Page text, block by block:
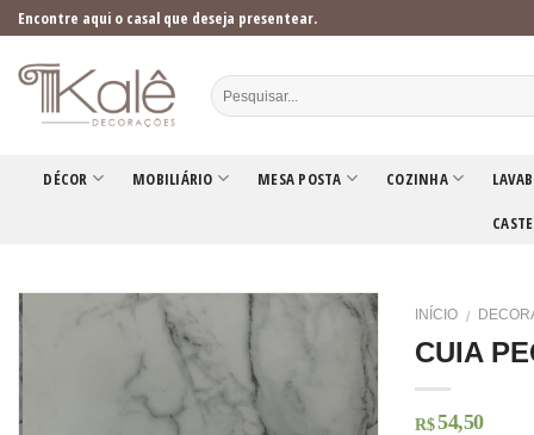
Skip
to
content
Encontre aqui o casal que deseja presentear.
DÉCOR MOBILIÁRIO MESA POSTA COZINHA
INÍCIO /
CUIA
R$ 54,50